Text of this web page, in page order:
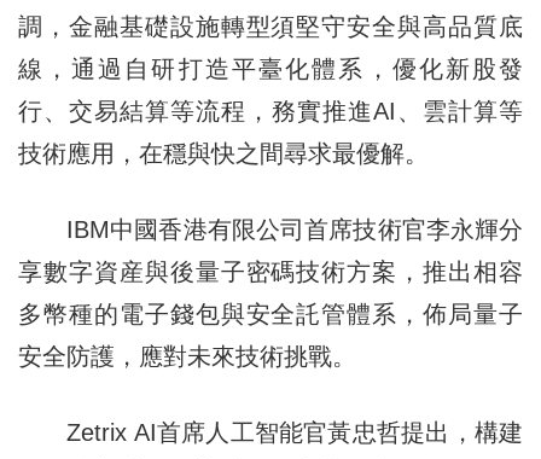
調，金融基礎設施轉型須堅守安全與高品質底
線，通過自研打造平臺化體系，優化新股發
行、交易結算等流程，務實推進AI、雲計算等
技術應用，在穩與快之間尋求最優解。
IBM中國香港有限公司首席技術官李永輝分
享數字資産與後量子密碼技術方案，推出相容
多幣種的電子錢包與安全託管體系，佈局量子
安全防護，應對未來技術挑戰。
Zetrix AI首席人工智能官黃忠哲提出，構建